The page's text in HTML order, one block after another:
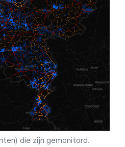
die zijn gemonitord.